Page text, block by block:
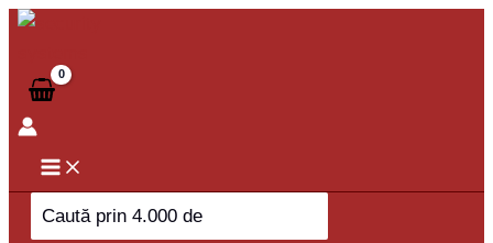
Skip
content
Search
for: